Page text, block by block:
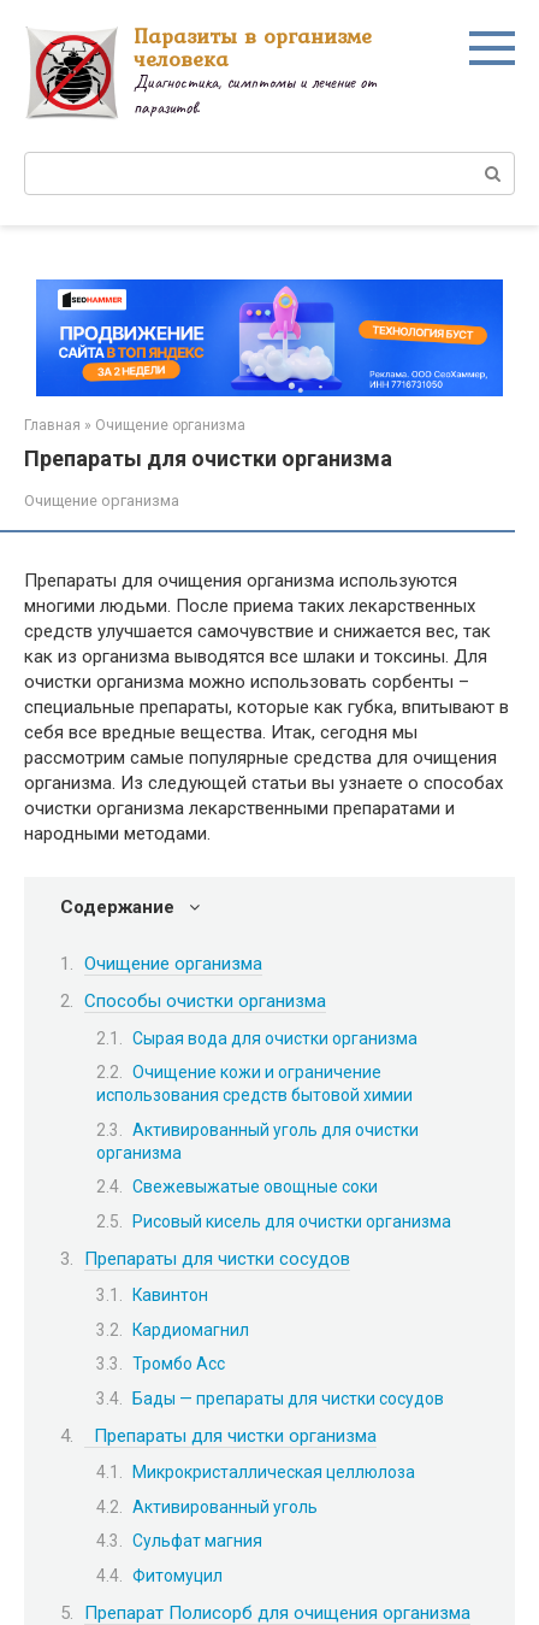
контенту
Паразиты в организме
человека
Диагностика, симптомы и лечение от
паразитов.
Главная » Очищение организма
Препараты для очистки организма
Очищение организма
Препараты для очищения организма используются
многими людьми. После приема таких лекарственных
средств улучшается самочувствие и снижается вес, так
как из организма выводятся все шлаки и токсины. Для
очистки организма можно использовать сорбенты –
специальные препараты, которые как губка, впитывают в
себя все вредные вещества. Итак, сегодня мы
рассмотрим самые популярные средства для очищения
организма. Из следующей статьи вы узнаете о способах
очистки организма лекарственными препаратами и
народными методами.
Содержание
Очищение организма
Способы очистки организма
Сырая вода для очистки организма
Очищение кожи и ограничение
использования средств бытовой химии
Активированный уголь для очистки
организма
Свежевыжатые овощные соки
Рисовый кисель для очистки организма
Препараты для чистки сосудов
Кавинтон
Кардиомагнил
Тромбо Асс
Бады — препараты для чистки сосудов
Препараты для чистки организма
Микрокристаллическая целлюлоза
Активированный уголь
Сульфат магния
Фитомуцил
Препарат Полисорб для очищения организма